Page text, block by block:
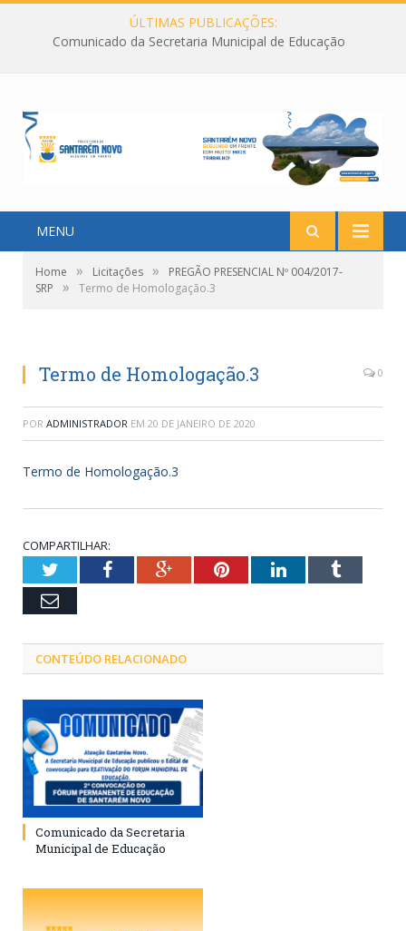
ÚLTIMAS PUBLICAÇÕES:
Comunicado da Secretaria Municipal de Educação
MENU
Home » Licitações »
PREGÃO PRESENCIAL Nº 004/2017-
SRP
» Termo de Homologação.3
Termo de Homologação.3 0
POR ADMINISTRADOR EM 20 DE JANEIRO DE 2020
Termo de Homologação.3
COMPARTILHAR:
TwitterFacebookGoogle+PinterestLinkedInTumblr
Email
CONTEÚDO RELACIONADO
Comunicado da Secretaria
Municipal de Educação